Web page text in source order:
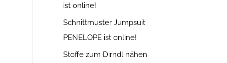
ist online!
Schnittmuster Jumpsuit
PENELOPE ist online!
Stoffe zum Dirndl nähen